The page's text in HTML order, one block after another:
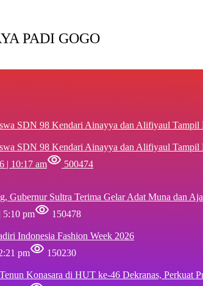
PADI GOGO
SDN 98 Kendari Ainayya dan Alifiyaul
| 10:17 am 500474
Gubernur Sultra Terima Gelar Adat Muna dan
5:10 pm
150478
Indonesia Fashion Week 2026
pm
150230
Konasara di HUT ke-46 Dekranas, Perkuat